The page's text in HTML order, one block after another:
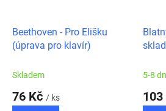
Beethoven - Pro Elišku
(úprava pro klavír)
Skladem
76 Kč / ks
5-8
103